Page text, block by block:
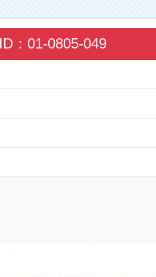
：01-0805-049